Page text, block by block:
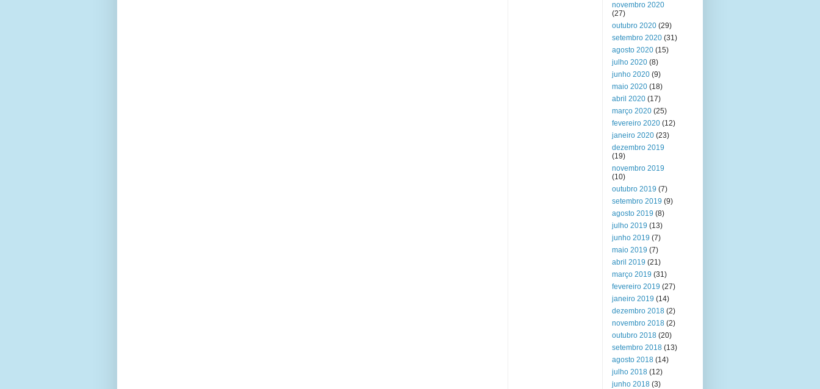
novembro 2020
(27)
outubro 2020 (29)
setembro 2020 (31)
agosto 2020 (15)
julho 2020 (8)
junho 2020 (9)
maio 2020 (18)
abril 2020 (17)
março 2020 (25)
fevereiro 2020 (12)
janeiro 2020 (23)
dezembro 2019
(19)
novembro 2019
(10)
outubro 2019 (7)
setembro 2019 (9)
agosto 2019 (8)
julho 2019 (13)
junho 2019 (7)
maio 2019 (7)
abril 2019 (21)
março 2019 (31)
fevereiro 2019 (27)
janeiro 2019 (14)
dezembro 2018 (2)
novembro 2018 (2)
outubro 2018 (20)
setembro 2018 (13)
agosto 2018 (14)
julho 2018 (12)
junho 2018 (3)